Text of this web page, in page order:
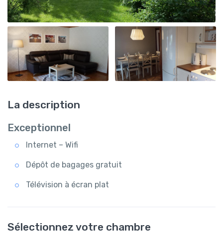
La description
Exceptionnel
Internet – Wifi
Dépôt de bagages gratuit
Télévision à écran plat
Sélectionnez votre chambre